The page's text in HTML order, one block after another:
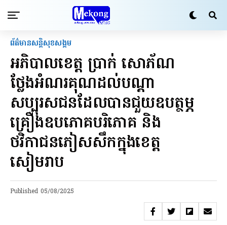
ព័ត៌មានសន្តិសុខ​សង្គម
អភិបាលខេត្ត ប្រាក់ សោភ័ណ
ថ្លែងអំណរគុណដល់បណ្ដា
សប្បុរសជនដែលបានជួយឧបត្ថម្ភ
គ្រឿងឧបភោគបរិភោគ និង
ថវិកាជនភៀសសឹកក្នុងខេត្ត
សៀមរាប
Published 05/08/2025